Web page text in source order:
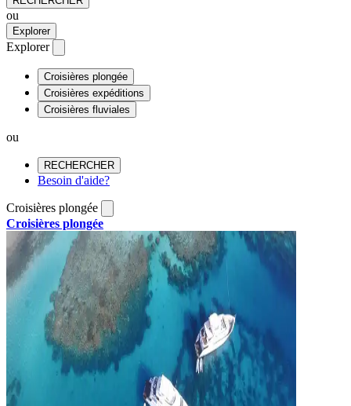
ou
Explorer
Explorer
Croisières plongée
Croisières expéditions
Croisières fluviales
ou
RECHERCHER
Besoin d'aide?
Croisières plongée
Croisières plongée